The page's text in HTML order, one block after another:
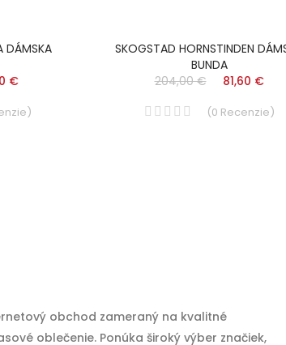
DÁMSKA
€
)
SKOGSTAD HORNSTINDEN
BUNDA
204,00 €
81,60 €
(0 Recenzie)
obchod zameraný na kvalitné
oblečenie. Ponúka široký výber značiek,